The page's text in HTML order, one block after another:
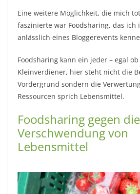
Eine weitere Möglichkeit, die mich
faszinierte war Foodsharing, das ich
anlässlich eines Bloggerevents
Foodsharing kann ein jeder – egal
Kleinverdiener, hier steht nicht die
Vordergrund sondern die
Ressourcen sprich Lebensmittel.
Foodsharing gegen die
Verschwendung von
Lebensmittel